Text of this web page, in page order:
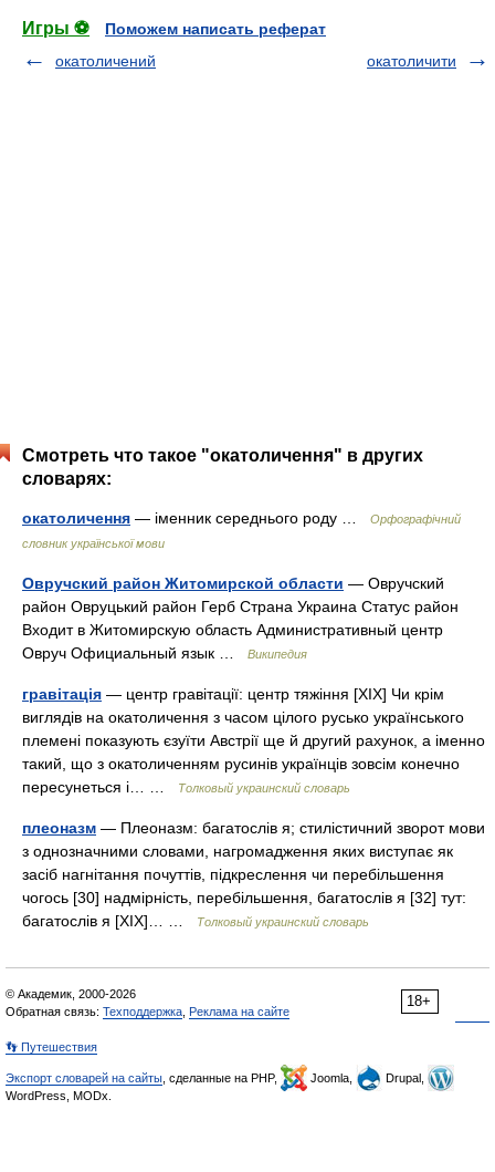
Игры ⚽
Поможем написать реферат
окатоличений
окатоличити
Смотреть что такое "окатоличення" в других
словарях:
окатоличення — іменник середнього роду …
Орфографічний
словник української мови
Овручский район Житомирской области — Овручский
район Овруцький район Герб Страна Украина Статус район
Входит в Житомирскую область Административный центр
Овруч Официальный язык …
Википедия
гравітація — центр гравітації: центр тяжіння [XIX] Чи крім
виглядів на окатоличення з часом цілого русько українського
племені показують єзуїти Австрії ще й другий рахунок, а іменно
такий, що з окатоличенням русинів українців зовсім конечно
пересунеться і… …
Толковый украинский словарь
плеоназм — Плеоназм: багатослів я; стилістичний зворот мови
з однозначними словами, нагромадження яких виступає як
засіб нагнітання почуттів, підкреслення чи перебільшення
чогось [30] надмірність, перебільшення, багатослів я [32] тут:
багатослів я [XIX]… …
Толковый украинский словарь
18+
© Академик, 2000-2026
Обратная связь: Техподдержка Реклама на сайте
👣 Путешествия
Экспорт словарей на сайты , сделанные на PHP, Joomla,
Drupal,
WordPress, MODx.